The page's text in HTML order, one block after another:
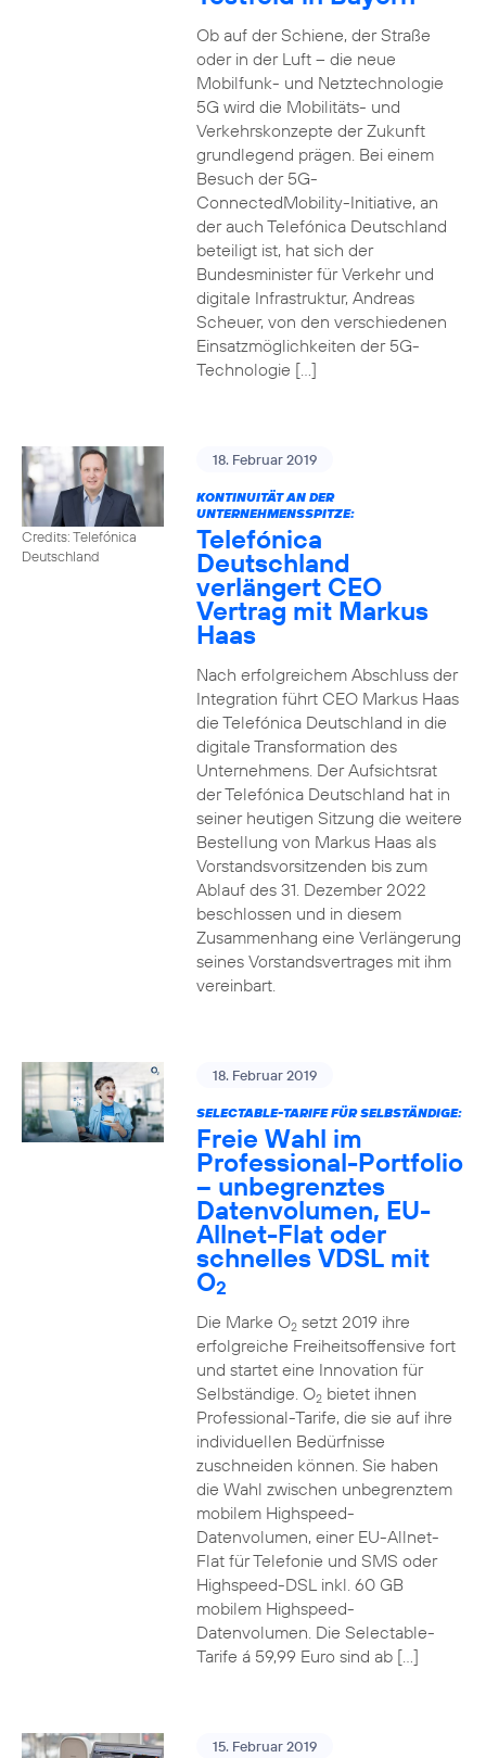
Ob auf der Schiene, der Straße
oder in der Luft – die neue
Mobilfunk- und Netztechnologie
5G wird die Mobilitäts- und
Verkehrskonzepte der Zukunft
grundlegend prägen. Bei einem
Besuch der 5G-
ConnectedMobility-Initiative, an
der auch Telefónica Deutschland
beteiligt ist, hat sich der
Bundesminister für Verkehr und
digitale Infrastruktur, Andreas
Scheuer, von den verschiedenen
Einsatzmöglichkeiten der 5G-
Technologie […]
Credits: Telefónica
Deutschland
18. Februar 2019
KONTINUITÄT AN DER
UNTERNEHMENSSPITZE:
Telefónica
Deutschland
verlängert CEO
Vertrag mit Markus
Haas
Nach erfolgreichem Abschluss der
Integration führt CEO Markus Haas
die Telefónica Deutschland in die
digitale Transformation des
Unternehmens. Der Aufsichtsrat
der Telefónica Deutschland hat in
seiner heutigen Sitzung die weitere
Bestellung von Markus Haas als
Vorstandsvorsitzenden bis zum
Ablauf des 31. Dezember 2022
beschlossen und in diesem
Zusammenhang eine Verlängerung
seines Vorstandsvertrages mit ihm
vereinbart.
18. Februar 2019
SELECTABLE-TARIFE FÜR SELBSTÄNDIGE:
Freie Wahl im
Professional-Portfolio
– unbegrenztes
Datenvolumen, EU-
Allnet-Flat oder
schnelles VDSL mit
O2
Die Marke O2setzt 2019 ihre
erfolgreiche Freiheitsoffensive fort
und startet eine Innovation für
Selbständige. O2bietet ihnen
Professional-Tarife, die sie auf ihre
individuellen Bedürfnisse
zuschneiden können. Sie haben
die Wahl zwischen unbegrenztem
mobilem Highspeed-
Datenvolumen, einer EU-Allnet-
Flat für Telefonie und SMS oder
Highspeed-DSL inkl. 60 GB
mobilem Highspeed-
Datenvolumen. Die Selectable-
Tarife á 59,99 Euro sind ab […]
15. Februar 2019